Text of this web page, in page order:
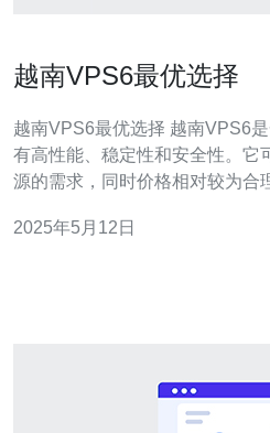
越南VPS6最优选择
越南VPS6最优选择 越南VPS6是一种虚拟专用服务器，具
有高性能、稳定性和安全性。它
源的需求，同时价格相对较为合
存，能够满足高流量网站的需求
2025年5月12日